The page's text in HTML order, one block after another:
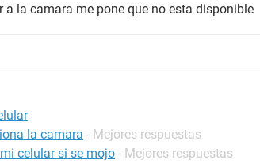
la camara me pone que no esta disponible
la camara - Mejores respuestas
celular si se mojo - Mejores respuestas